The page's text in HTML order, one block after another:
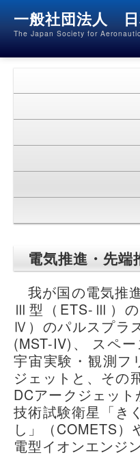
一般社団法人
The Japan Society for
電気推進・先
我が国の電気推
Ⅲ型（ETS-Ⅲ）
Ⅳ）のパルスプラ
(MST-IV)、 スペ
宇宙実験・観測フ
ジェットと、その
DCアークジェッ
技術試験衛星「き
し」（COMETS
電型イオンエンジ